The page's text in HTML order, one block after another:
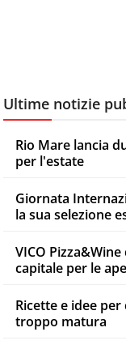
Ultime notizie
Rio Mare lancia
per l'estate
Giornata
la sua selezione
VICO
capitale per le
Ricette e idee
troppo matura